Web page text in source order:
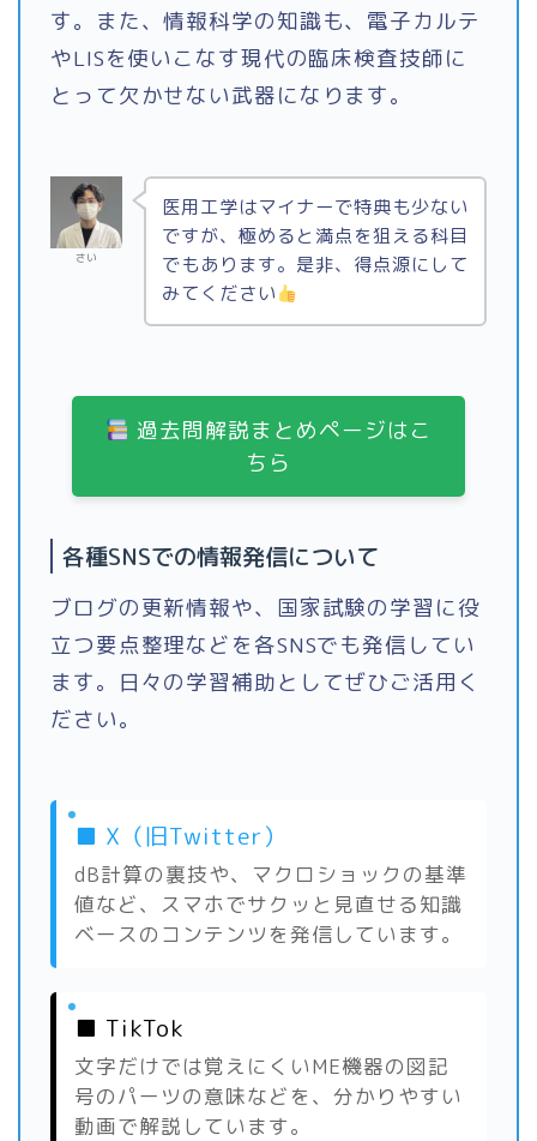
す。また、情報科学の知識も、電子カルテ
やLISを使いこなす現代の臨床検査技師に
とって欠かせない武器になります。
さい
医用工学はマイナーで特典も少ない
ですが、極めると満点を狙える科目
でもあります。是非、得点源にして
みてください
過去問解説まとめページはこ
ちら
各種SNSでの情報発信について
ブログの更新情報や、国家試験の学習に役
立つ要点整理などを各SNSでも発信してい
ます。日々の学習補助としてぜひご活用く
ださい。
■ X（旧Twitter）
dB計算の裏技や、マクロショックの基準
値など、スマホでサクッと見直せる知識
ベースのコンテンツを発信しています。
■ TikTok
文字だけでは覚えにくいME機器の図記
号のパーツの意味などを、分かりやすい
動画で解説しています。